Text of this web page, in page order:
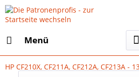
Menü
HP CF210X, CF211A, CF212A, CF213A -